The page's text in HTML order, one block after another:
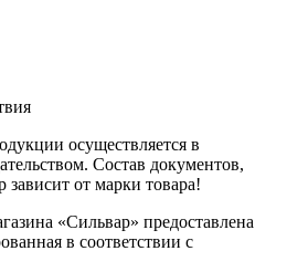
осуществляется в
Состав документов,
от марки товара!
«Сильвар» предоставлена
в соответствии с